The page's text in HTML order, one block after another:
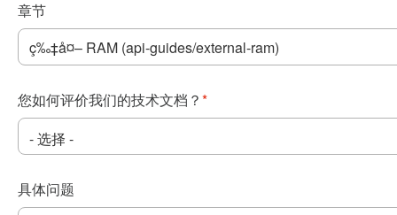
章节
您如何评价我们的技术文档？ *
具体问题